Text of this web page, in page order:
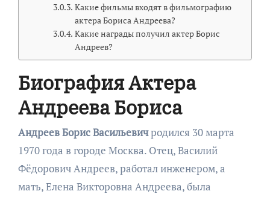
Какие фильмы входят в фильмографию
актера Бориса Андреева?
Какие награды получил актер Борис
Андреев?
Биография Актера
Андреева Бориса
Андреев Борис Васильевичродился 30 марта
1970 года в городе Москва. Отец, Василий
Фёдорович Андреев, работал инженером, а
мать, Елена Викторовна Андреева, была